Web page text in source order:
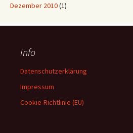
Dezember 2010(1)
Info
Datenschutzerklärung
Impressum
Cookie-Richtlinie (EU)